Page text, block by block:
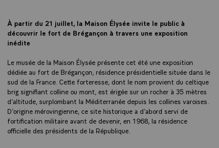
À partir du 21 juillet, la Maison Élysée invite le public à
découvrir le fort de Brégançon à travers une exposition
inédite
Le musée de la Maison Élysée présente cet été une exposition
dédiée au fort de Brégançon, résidence présidentielle située dans le
sud de la France. Cette forteresse, dont le nom provient du celtique
brig signifiant colline ou mont, est érigée sur un rocher à 35 mètres
d’altitude, surplombant la Méditerranée depuis les collines varoises.
D’origine mérovingienne, ce site historique a d’abord servi de
fortification militaire avant de devenir, en 1968, la résidence
officielle des présidents de la République.